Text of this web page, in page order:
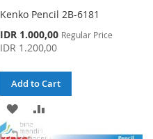
Kenko Pencil 2B-6181
Special
Price
IDR 1.000,00 Regular Price
IDR 1.200,00
Add to Cart
ADD
TO